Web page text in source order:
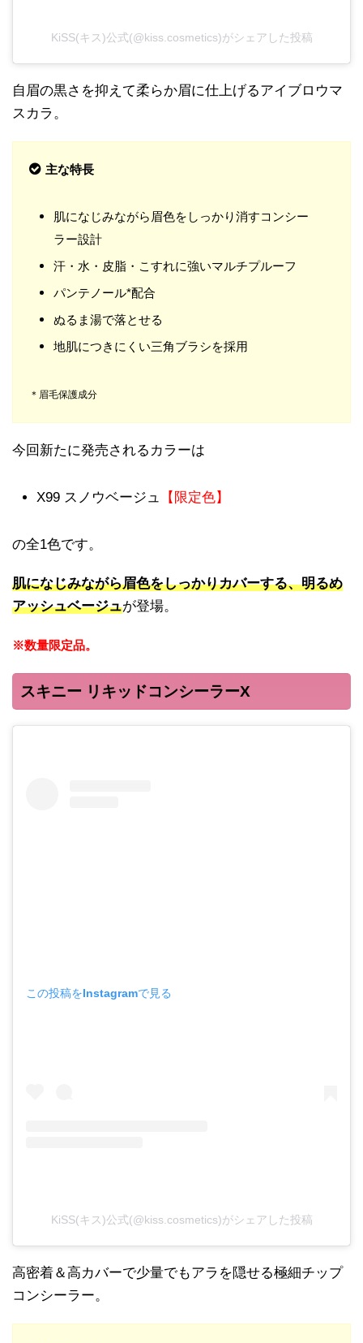
KiSS(キス)公式(@kiss.cosmetics)がシェアした投稿
自眉の黒さを抑えて柔らか眉に仕上げるアイブロウマ
スカラ。
主な特長
肌になじみながら眉色をしっかり消すコンシー
ラー設計
汗・水・皮脂・こすれに強いマルチプルーフ
パンテノール*配合
ぬるま湯で落とせる
地肌につきにくい三角ブラシを採用
＊眉毛保護成分
今回新たに発売されるカラーは
X99 スノウベージュ 【限定色】
の全1色です。
肌になじみながら眉色をしっかりカバーする、明るめ
アッシュベージュが登場。
※数量限定品。
スキニー リキッドコンシーラーX
この投稿をInstagramで見る
KiSS(キス)公式(@kiss.cosmetics)がシェアした投稿
高密着＆高カバーで少量でもアラを隠せる極細チップ
コンシーラー。